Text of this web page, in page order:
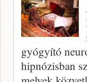
gyógyító
hipnózisban